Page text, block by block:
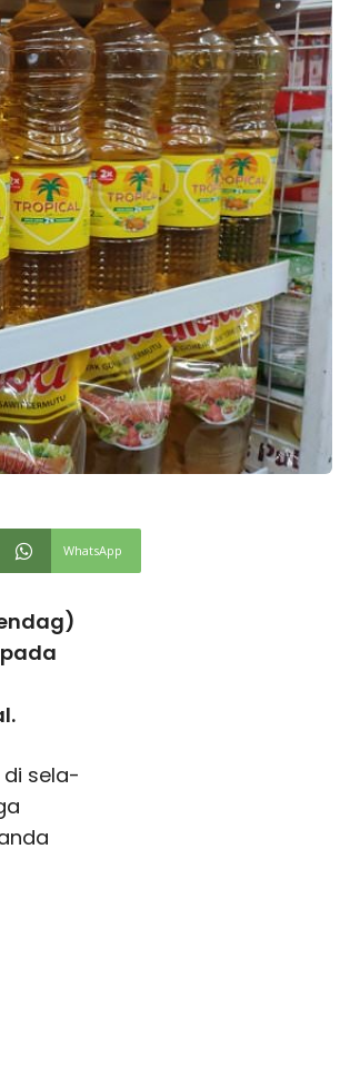
WhatsApp
sela-